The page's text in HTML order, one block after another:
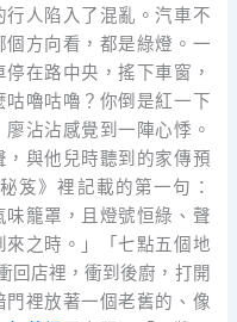
人陷入了混亂。汽車不
方向看，都是綠燈。一
在路中央，搖下車窗，
嚕咕嚕？你倒是紅一下
沾沾感覺到一陣心悸。
與他兒時聽到的家傳預
笈》裡記載的第一句：
味籠罩，且燈號恒綠、聲
之時。」「七點五個地
回店裡，衝到後廚，打開
裡放著一個老舊的、像